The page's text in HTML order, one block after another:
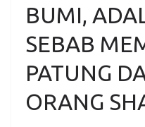
BUMI,
SEBAB
PATUNG
ORANG